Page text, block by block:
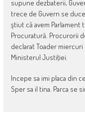
supune dezbaterii,
trece de Guvern se
ştiut că avem Parlament
Procuratură. Procurorii
declarat Toader
Ministerul Justiţiei.
Incepe sa imi placa din
Sper sa il tina. Parca se